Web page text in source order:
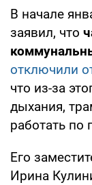
В начале
заявил, что
отключили
что из-за
дыхания,
работать по
Его
Ирина